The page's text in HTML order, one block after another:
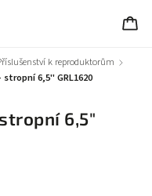
k reproduktorům /
6,5" GRL1620
6,5"